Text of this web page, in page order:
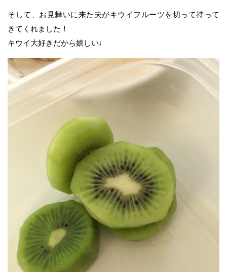
そして、お見舞いに来た夫がキウイフルーツを切って持って
きてくれました！
キウイ大好きだから嬉しい♩